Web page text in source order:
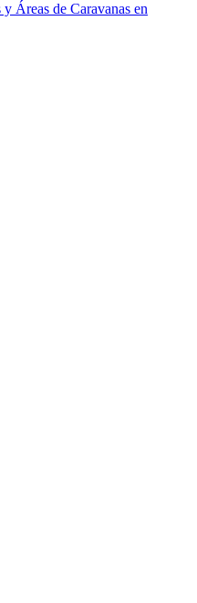
Áreas de Caravanas en